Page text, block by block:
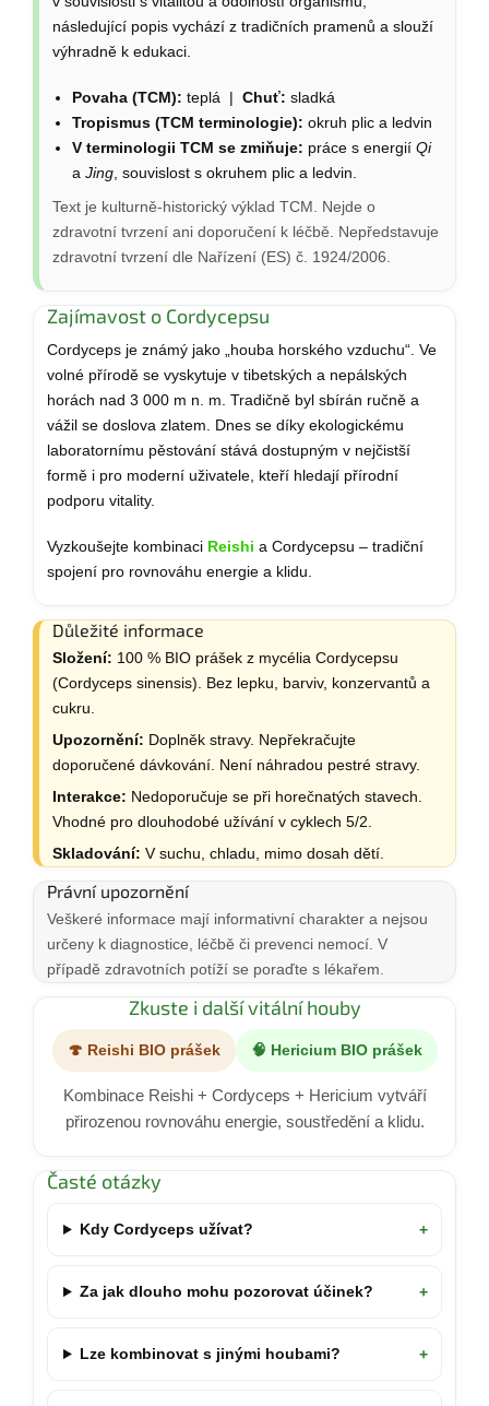
následující popis vychází z tradičních pramenů a slouží
výhradně k edukaci.
Povaha (TCM): teplá | Chuť: sladká
Tropismus (TCM terminologie): okruh plic a ledvin
V terminologii TCM se zmiňuje: práce s energií Qi
a Jing , souvislost s okruhem plic a ledvin.
Text je kulturně-historický výklad TCM. Nejde o
zdravotní tvrzení ani doporučení k léčbě. Nepředstavuje
zdravotní tvrzení dle Nařízení (ES) č. 1924/2006.
Zajímavost o Cordycepsu
Cordyceps je známý jako „houba horského vzduchu“. Ve
volné přírodě se vyskytuje v tibetských a nepálských
horách nad 3 000 m n. m. Tradičně byl sbírán ručně a
vážil se doslova zlatem. Dnes se díky ekologickému
laboratornímu pěstování stává dostupným v nejčistší
formě i pro moderní uživatele, kteří hledají přírodní
podporu vitality.
Vyzkoušejte kombinaci Reishi a Cordycepsu – tradiční
spojení pro rovnováhu energie a klidu.
Důležité informace
Složení: 100 % BIO prášek z mycélia Cordycepsu
(Cordyceps sinensis). Bez lepku, barviv, konzervantů a
cukru.
Upozornění: Doplněk stravy. Nepřekračujte
doporučené dávkování. Není náhradou pestré stravy.
Interakce: Nedoporučuje se při horečnatých stavech.
Vhodné pro dlouhodobé užívání v cyklech 5/2.
Skladování: V suchu, chladu, mimo dosah dětí.
Právní upozornění
Veškeré informace mají informativní charakter a nejsou
určeny k diagnostice, léčbě či prevenci nemocí. V
případě zdravotních potíží se poraďte s lékařem.
Zkuste i další vitální houby
🍄 Reishi BIO prášek 🧠 Hericium BIO prášek
Kombinace Reishi + Cordyceps + Hericium vytváří
přirozenou rovnováhu energie, soustředění a klidu.
Časté otázky
Kdy Cordyceps užívat?
Za jak dlouho mohu pozorovat účinek?
Lze kombinovat s jinými houbami?